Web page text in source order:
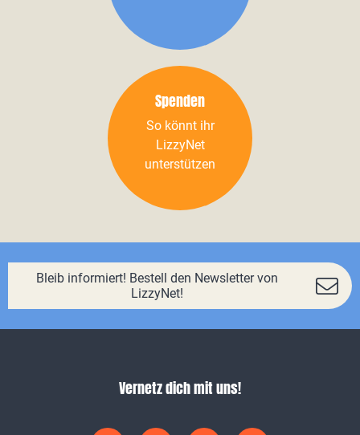
Spenden
So könnt ihr
LizzyNet
unterstützen
Bleib informiert! Bestell den Newsletter von
LizzyNet!
Vernetz dich mit uns!